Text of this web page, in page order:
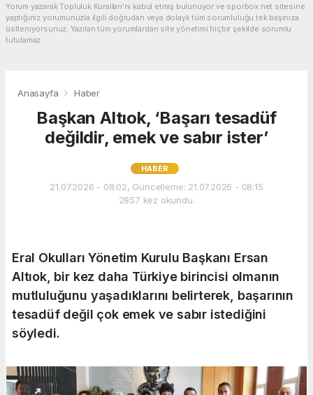
Yorum yazarak Topluluk Kuralları’nı kabul etmiş bulunuyor ve sporbox.net sitesine
yaptığınız yorumunuzla ilgili doğrudan veya dolaylı tüm sorumluluğu tek başınıza
üstleniyorsunuz. Yazılan tüm yorumlardan site yönetimi hiçbir şekilde sorumlu
tutulamaz.
Anasayfa Haber
Başkan Altıok, ‘Başarı tesadüf
değildir, emek ve sabır ister’
HABER
21.07.2026 - 08:02, Güncelleme: 21.07.2026 - 08:15
2857 kez okundu.
Eral Okulları Yönetim Kurulu Başkanı Ersan
Altıok, bir kez daha Türkiye birincisi olmanın
mutluluğunu yaşadıklarını belirterek, başarının
tesadüf değil çok emek ve sabır istediğini
söyledi.